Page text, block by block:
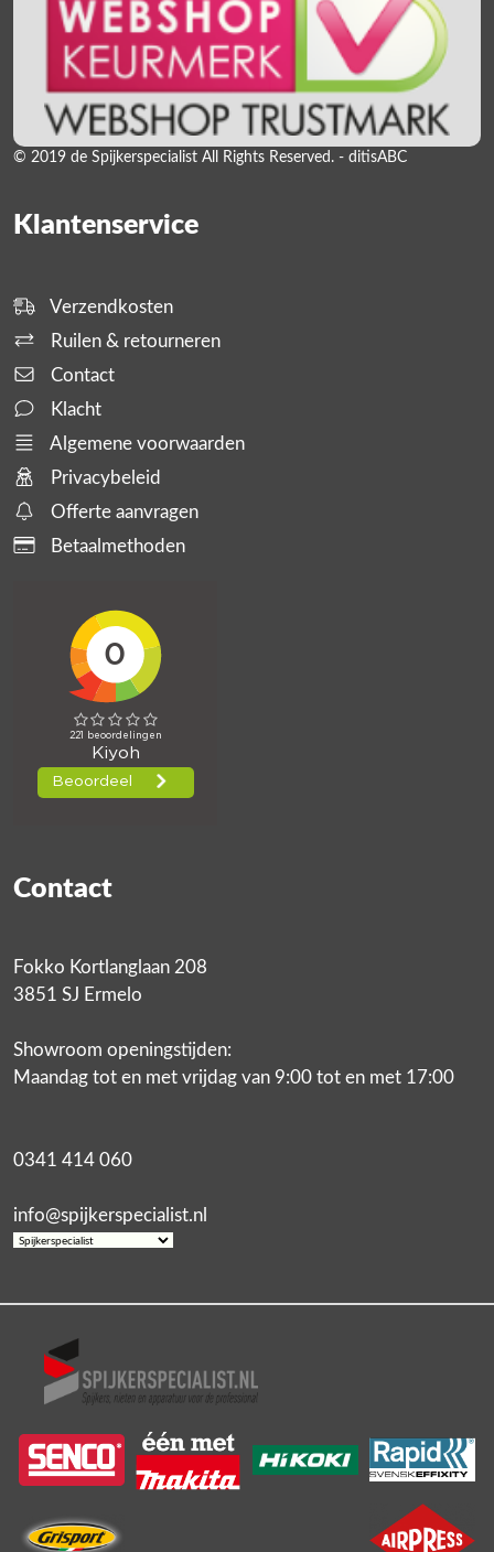
© 2019 de Spijkerspecialist All Rights Reserved. - ditisABC
Klantenservice
Verzendkosten
Ruilen & retourneren
Contact
Klacht
Algemene voorwaarden
Privacybeleid
Offerte aanvragen
Betaalmethoden
Contact
Fokko Kortlanglaan 208
3851 SJ Ermelo
Showroom openingstijden:
Maandag tot en met vrijdag van 9:00 tot en met 17:00
0341 414 060
info@spijkerspecialist.nl